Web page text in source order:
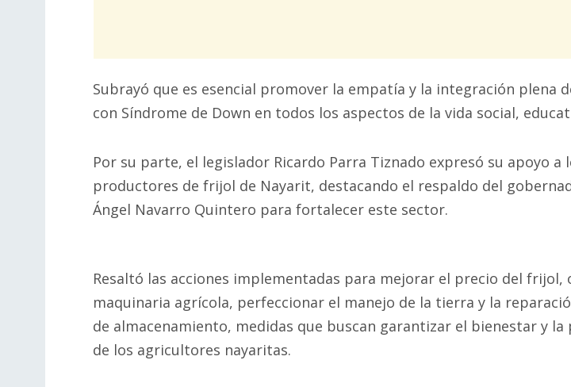
Subrayó que es esencial promover la empatía y la integración plena
con Síndrome de Down en todos los aspectos de la vida social,
Por su parte, el legislador Ricardo Parra Tiznado expresó su apoyo a
productores de frijol de Nayarit, destacando el respaldo del
Ángel Navarro Quintero para fortalecer este sector.
Resaltó las acciones implementadas para mejorar el precio del frijol,
maquinaria agrícola, perfeccionar el manejo de la tierra y la
de almacenamiento, medidas que buscan garantizar el bienestar y
de los agricultores nayaritas.